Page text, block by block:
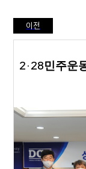
이전
2·28민주운